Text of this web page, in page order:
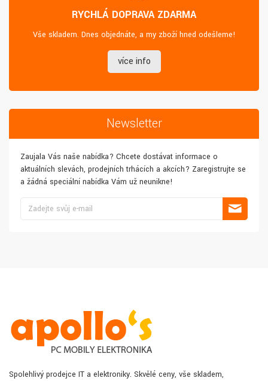
RYCHLÁ DOPRAVA ZDARMA
Vše skladem. Dnes objednáte, a my zboží hned odešleme!
více info
Newsletter
Zaujala Vás naše nabídka? Chcete dostávat informace o
aktuálních slevách, prodejních trhácích a akcích? Zaregistrujte se
a žádná speciální nabídka Vám už neunikne!
Spolehlivý prodejce IT a elektroniky. Skvělé ceny, vše skladem,